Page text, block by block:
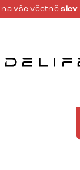
na vše včetněslev